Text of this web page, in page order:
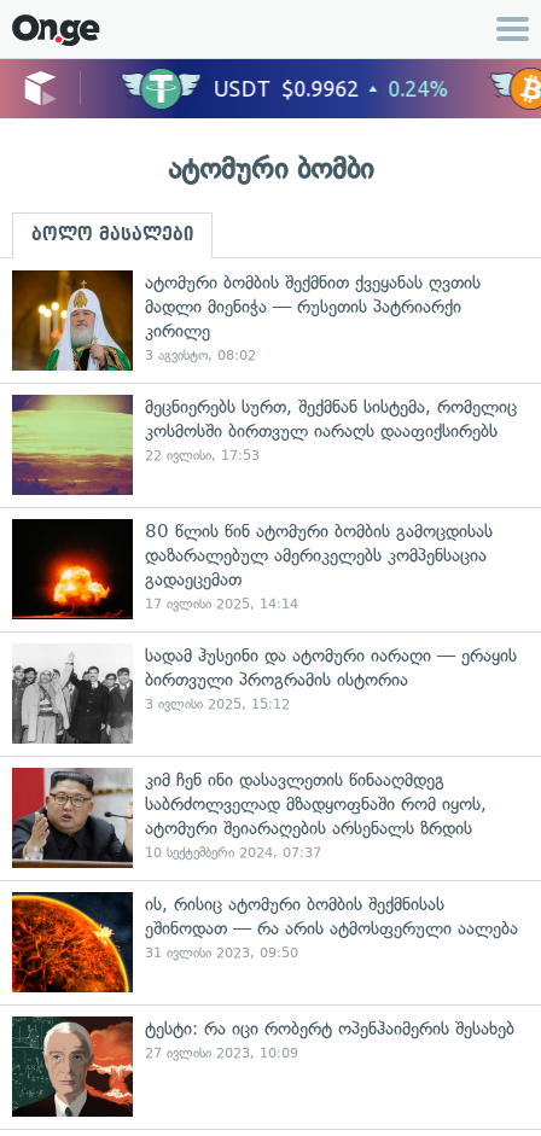
ატომური ბომბი
ბოლო მასალები
ატომური ბომბის შექმნით ქვეყანას ღვთის
მადლი მიენიჭა — რუსეთის პატრიარქი
კირილე
3 აგვისტო, 08:02
მეცნიერებს სურთ, შექმნან სისტემა, რომელიც
კოსმოსში ბირთვულ იარაღს დააფიქსირებს
22 ივლისი, 17:53
80 წლის წინ ატომური ბომბის გამოცდისას
დაზარალებულ ამერიკელებს კომპენსაცია
გადაეცემათ
17 ივლისი 2025, 14:14
სადამ ჰუსეინი და ატომური იარაღი — ერაყის
ბირთვული პროგრამის ისტორია
3 ივლისი 2025, 15:12
კიმ ჩენ ინი დასავლეთის წინააღმდეგ
საბრძოლველად მზადყოფნაში რომ იყოს,
ატომური შეიარაღების არსენალს ზრდის
10 სექტემბერი 2024, 07:37
ის, რისიც ატომური ბომბის შექმნისას
ეშინოდათ — რა არის ატმოსფერული აალება
31 ივლისი 2023, 09:50
ტესტი: რა იცი რობერტ ოპენჰაიმერის შესახებ
27 ივლისი 2023, 10:09